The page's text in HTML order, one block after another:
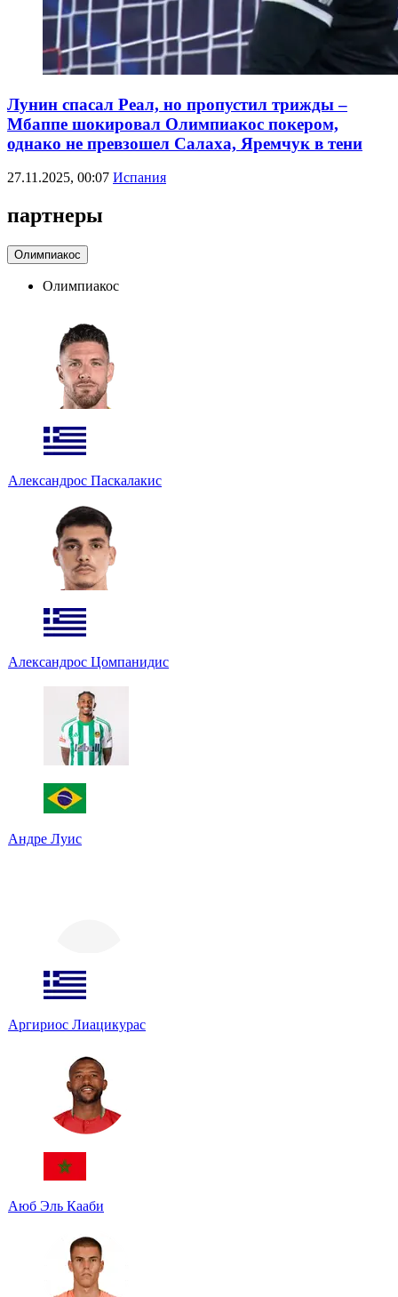
Лунин спасал Реал, но пропустил трижды –
Мбаппе шокировал Олимпиакос покером,
однако не превзошел Салаха, Яремчук в тени
27.11.2025, 00:07 Испания
партнеры
Олимпиакос
Олимпиакос
Александрос Паскалакис
Александрос Цомпанидис
Андре Луис
Аргириос Лиацикурас
Аюб Эль Кааби